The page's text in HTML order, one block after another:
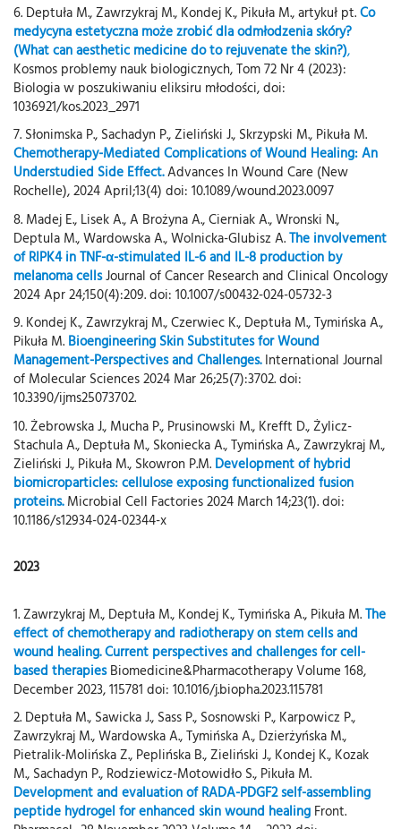
6. Deptuła M., Zawrzykraj M., Kondej K., Pikuła M., artykuł pt.Co
medycyna estetyczna może zrobić dla odmłodzenia skóry?
(What can aesthetic medicine do to rejuvenate the skin?),
Kosmos problemy nauk biologicznych, Tom 72 Nr 4 (2023):
Biologia w poszukiwaniu eliksiru młodości, doi:
1036921/kos.2023_2971
7. Słonimska P., Sachadyn P., Zieliński J., Skrzypski M., Pikuła M.
Chemotherapy-Mediated Complications of Wound Healing: An
Understudied Side Effect.Advances In Wound Care (New
Rochelle), 2024 April;13(4) doi: 10.1089/wound.2023.0097
8. Madej E., Lisek A., A Brożyna A., Cierniak A., Wronski N.,
Deptula M., Wardowska A., Wolnicka-Glubisz A.The involvement
of RIPK4 in TNF-α-stimulated IL-6 and IL-8 production by
melanoma cellsJournal of Cancer Research and Clinical Oncology
2024 Apr 24;150(4):209. doi: 10.1007/s00432-024-05732-3
9. Kondej K., Zawrzykraj M., Czerwiec K., Deptuła M., Tymińska A.,
Pikuła M. Bioengineering Skin Substitutes for Wound
Management-Perspectives and Challenges. International Journal
of Molecular Sciences 2024 Mar 26;25(7):3702. doi:
10.3390/ijms25073702.
10. Żebrowska J., Mucha P., Prusinowski M., Krefft D., Żylicz-
Stachula A., Deptuła M., Skoniecka A., Tymińska A., Zawrzykraj M.,
Zieliński J., Pikuła M., Skowron P.M. Development of hybrid
biomicroparticles: cellulose exposing functionalized fusion
proteins. Microbial Cell Factories 2024 March 14;23(1). doi:
10.1186/s12934-024-02344-x
2023
1. Zawrzykraj M., Deptuła M., Kondej K., Tymińska A., Pikuła M.The
effect of chemotherapy and radiotherapy on stem cells and
wound healing. Current perspectives and challenges for cell-
based therapies Biomedicine&Pharmacotherapy Volume 168,
December 2023, 115781 doi: 10.1016/j.biopha.2023.115781
2. Deptuła M., Sawicka J., Sass P., Sosnowski P., Karpowicz P.,
Zawrzykraj M., Wardowska A., Tymińska A., Dzierżyńska M.,
Pietralik-Molińska Z., Peplińska B., Zieliński J., Kondej K., Kozak
M., Sachadyn P., Rodziewicz-Motowidło S., Pikuła M.
Development and evaluation of RADA-PDGF2 self-assembling
peptide hydrogel for enhanced skin wound healing Front.